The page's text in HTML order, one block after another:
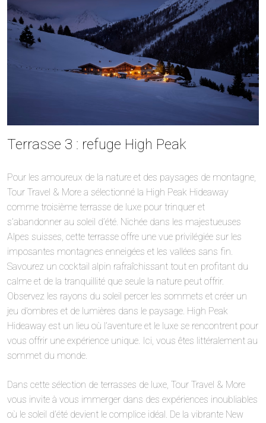
Terrasse 3 : refuge High Peak
Pour les amoureux de la nature et des paysages de montagne,
Tour Travel & More a sélectionné la High Peak Hideaway
comme troisième terrasse de luxe pour trinquer et
s’abandonner au soleil d’été. Nichée dans les majestueuses
Alpes suisses, cette terrasse offre une vue privilégiée sur les
imposantes montagnes enneigées et les vallées sans fin.
Savourez un cocktail alpin rafraîchissant tout en profitant du
calme et de la tranquillité que seule la nature peut offrir.
Observez les rayons du soleil percer les sommets et créer un
jeu d’ombres et de lumières dans le paysage. High Peak
Hideaway est un lieu où l’aventure et le luxe se rencontrent pour
vous offrir une expérience unique. Ici, vous êtes littéralement au
sommet du monde.
Dans cette sélection de terrasses de luxe, Tour Travel & More
vous invite à vous immerger dans des expériences inoubliables
où le soleil d’été devient le complice idéal. De la vibrante New